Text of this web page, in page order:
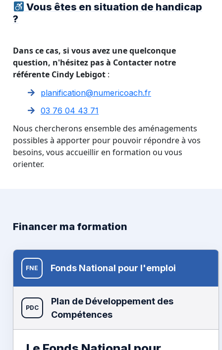
Vous êtes en situation de handicap
?
Dans ce cas, si vous avez une quelconque
question, n'hésitez pas à Contacter notre
référente Cindy Lebigot :
planification@numericoach.fr
03 76 04 43 71
Nous chercherons ensemble des aménagements
possibles à apporter pour pouvoir répondre à vos
besoins, vous accueillir en formation ou vous
orienter.
Financer ma formation
FNE Fonds National pour l'emploi
PDC
Plan de Développement des
Compétences